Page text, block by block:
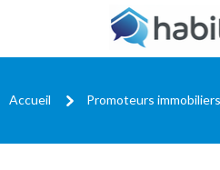
Accueil Promoteurs immobiliers